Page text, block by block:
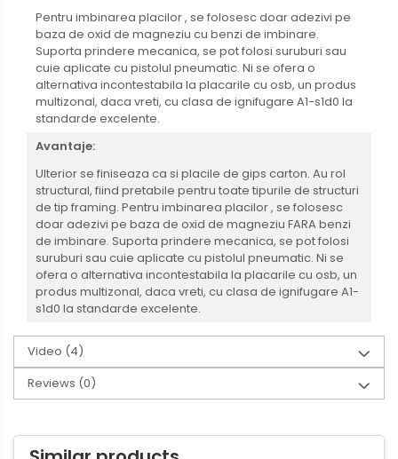
Pentru imbinarea placilor , se folosesc doar adezivi pe
baza de oxid de magneziu cu benzi de imbinare.
Suporta prindere mecanica, se pot folosi suruburi sau
cuie aplicate cu pistolul pneumatic. Ni se ofera o
alternativa incontestabila la placarile cu osb, un produs
multizonal, daca vreti, cu clasa de ignifugare A1-s1d0 la
standarde excelente.
Avantaje:
Ulterior se finiseaza ca si placile de gips carton. Au rol
structural, fiind pretabile pentru toate tipurile de structuri
de tip framing. Pentru imbinarea placilor , se folosesc
doar adezivi pe baza de oxid de magneziu FARA benzi
de imbinare. Suporta prindere mecanica, se pot folosi
suruburi sau cuie aplicate cu pistolul pneumatic. Ni se
ofera o alternativa incontestabila la placarile cu osb, un
produs multizonal, daca vreti, cu clasa de ignifugare A1-
s1d0 la standarde excelente.
Video (4)
Reviews (0)